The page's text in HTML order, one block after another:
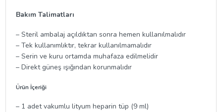
Bakım Talimatları
– Steril ambalaj açıldıktan sonra hemen kullanılmalıdır
– Tek kullanımlıktır, tekrar kullanılmamalıdır
– Serin ve kuru ortamda muhafaza edilmelidir
– Direkt güneş ışığından korunmalıdır
Ürün İçeriği
– 1 adet vakumlu lityum heparin tüp (9 ml)